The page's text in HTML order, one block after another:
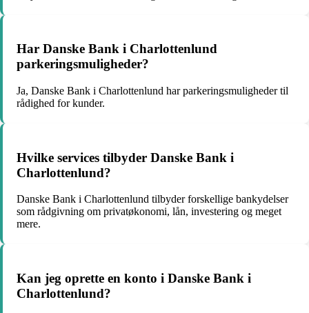
Har Danske Bank i Charlottenlund
parkeringsmuligheder?
Ja, Danske Bank i Charlottenlund har parkeringsmuligheder til
rådighed for kunder.
Hvilke services tilbyder Danske Bank i
Charlottenlund?
Danske Bank i Charlottenlund tilbyder forskellige bankydelser
som rådgivning om privatøkonomi, lån, investering og meget
mere.
Kan jeg oprette en konto i Danske Bank i
Charlottenlund?